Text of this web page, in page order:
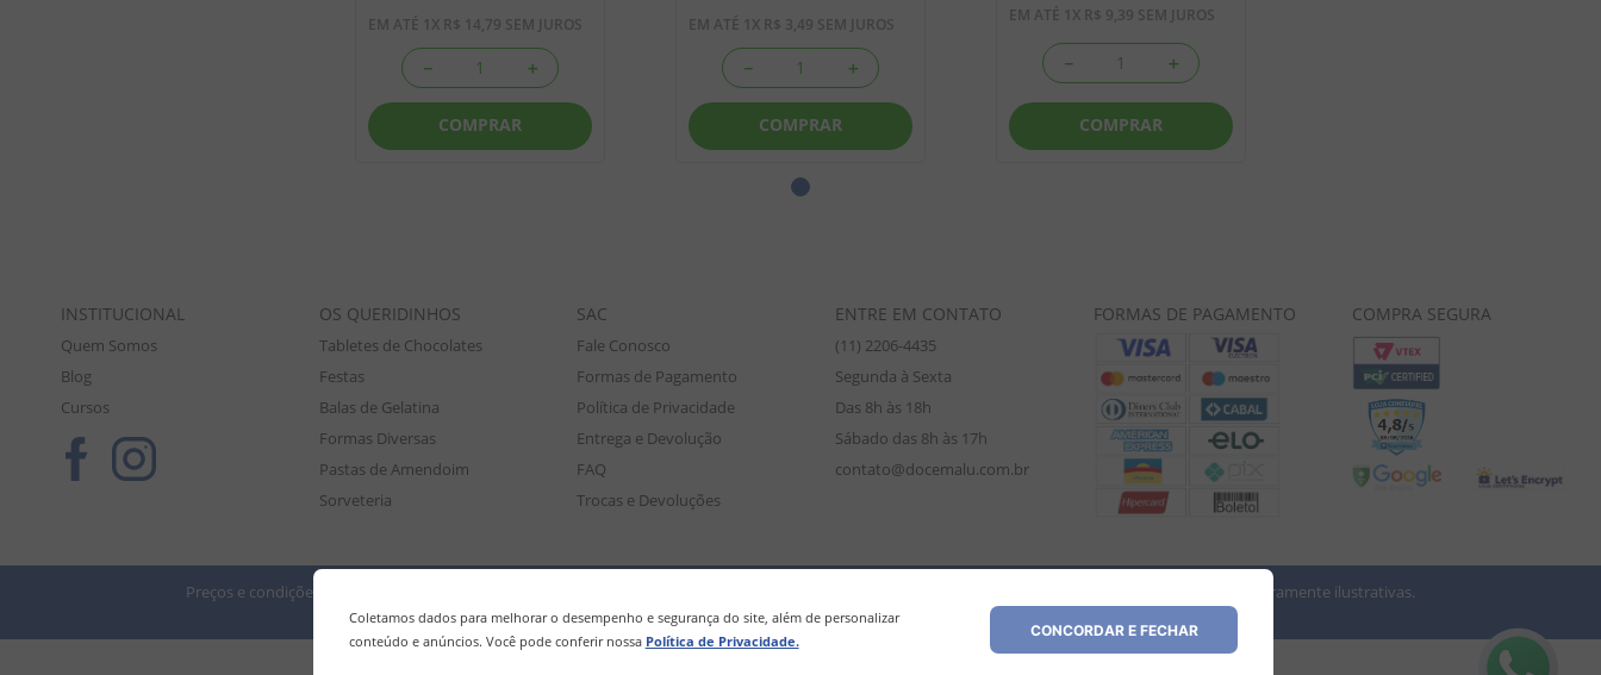
Coletamos dados para melhorar o desempenho e segurança do site, além de personalizar
conteúdo e anúncios. Você pode conferir nossa Política de Privacidade.
CONCORDAR E FECHAR
EM ATÉ 1 X R$ 14,79 SEM JUROS
＋
－
COMPRAR
EM ATÉ 1 X R$ 3,49 SEM JUROS
＋
－
COMPRAR
EM ATÉ 1 X R$ 9,39 SEM JUROS
＋
－
COMPRAR
INSTITUCIONAL
Quem Somos
Blog
Cursos
OS QUERIDINHOS
Tabletes de Chocolates
Festas
Balas de Gelatina
Formas Diversas
Pastas de Amendoim
Sorveteria
SAC
Fale Conosco
Formas de Pagamento
Política de Privacidade
Entrega e Devolução
FAQ
Trocas e Devoluções
ENTRE EM CONTATO
(11) 2206-4435
Segunda à Sexta
Das 8h às 18h
Sábado das 8h às 17h
contato@docemalu.com.br
FORMAS DE PAGAMENTO COMPRA SEGURA
Preços e condições de pagamento válidos exclusivamente para compras efetuadas no site, podendo diferir da loja física. As imagens dos produtos são meramente ilustrativas.
Todos os preços e condições comerciais estão sujeitos a alteração sem aviso prévio.